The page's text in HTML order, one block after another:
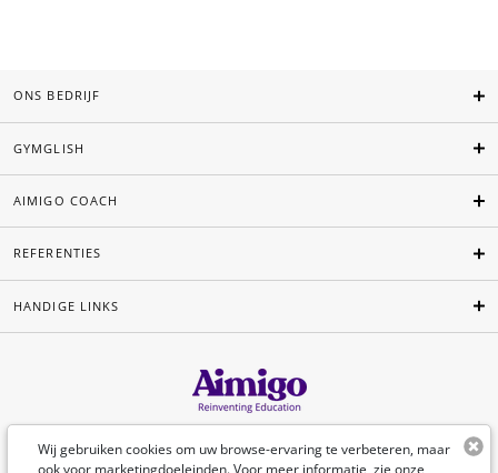
Wij gebruiken cookies om uw browse-ervaring te verbeteren, maar
ook voor marketingdoeleinden. Voor meer informatie, zie onze
ONS BEDRIJF
GYMGLISH
AIMIGO COACH
REFERENTIES
HANDIGE LINKS
Nederlands